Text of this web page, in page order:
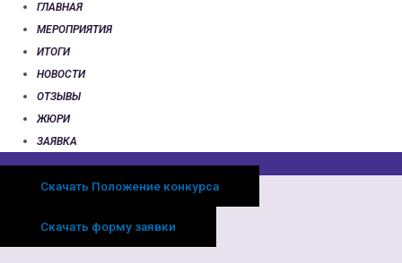
ГЛАВНАЯ
МЕРОПРИЯТИЯ
ИТОГИ
НОВОСТИ
ОТЗЫВЫ
ЖЮРИ
ЗАЯВКА
Скачать Положение конкурса
Скачать форму заявки